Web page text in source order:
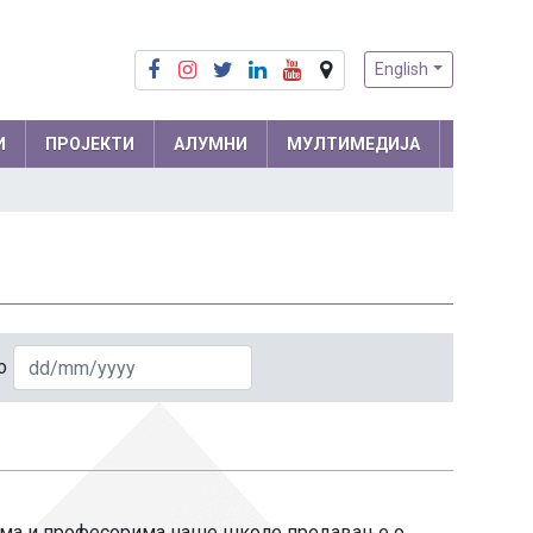
English
Хемија
и
ПРОЈЕКТИ АЛУМНИ МУЛТИМЕДИЈА